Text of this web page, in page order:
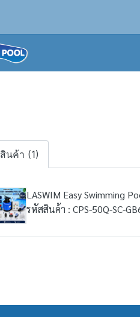
สินค้า (1)
LASWIM Easy Swimming
รหัสสินค้า : CPS-50Q-SC-